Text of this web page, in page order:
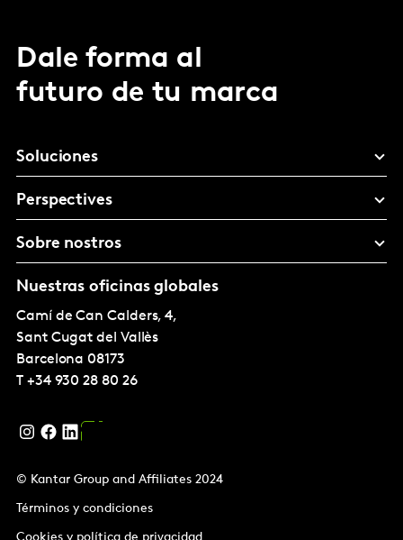
Dale forma al
futuro de tu marca
Soluciones
Perspectives
Sobre nostros
Nuestras oficinas globales
Camí de Can Calders, 4,
Sant Cugat del Vallès
Barcelona 08173
T +34 930 28 80 26
© Kantar Group and Affiliates 2024
Términos y condiciones